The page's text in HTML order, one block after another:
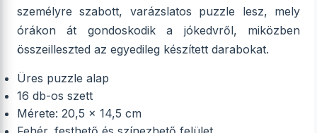
személyre szabott, varázslatos puzzle lesz, mely
órákon át gondoskodik a jókedvről, miközben
összeilleszted az egyedileg készített darabokat.
Üres puzzle alap
16 db-os szett
Mérete: 20,5 x 14,5 cm